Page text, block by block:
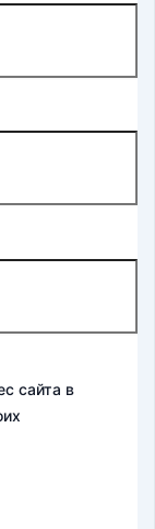
сайта в